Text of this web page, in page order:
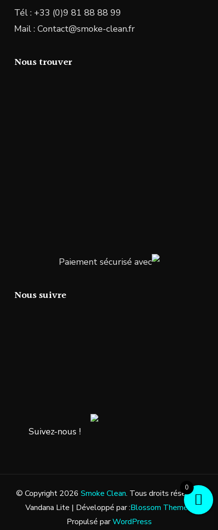
Tél : +33 (0)9 81 88 88 99
Mail : Contact@smoke-clean.fr
Nous trouver
Paiement sécurisé avec
Nous suivre
Suivez-nous !
© Copyright 2026 Smoke Clean. Tous droits réservés.
Vandana Lite | Développé par :Blossom Themes
Propulsé parWordPress
0